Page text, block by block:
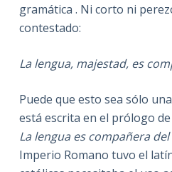
gramática . Ni corto ni
contestado:
La lengua, majestad, es
Puede que esto sea sólo
está escrita en el prólogo
La lengua es compañera
Imperio Romano tuvo el